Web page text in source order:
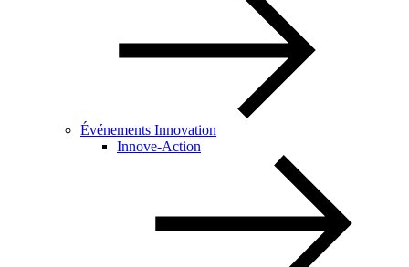
Événements Innovation
Innove-Action